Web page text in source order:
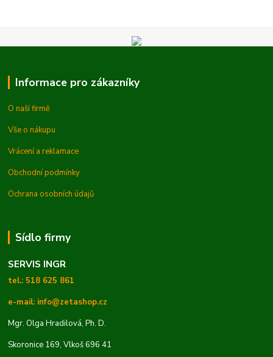
Informace pro zákazníky
O naší firmě
Vše o nákupu
Vrácení a reklamace
Obchodní podmínky
Ochrana osobních údajů
Sídlo firmy
SERVIS INGR
tel.: 518 625 861
e-mail: info@zetashop.cz
Mgr. Olga Hradilová, Ph. D.
Skoronice 169, Vlkoš 696 41